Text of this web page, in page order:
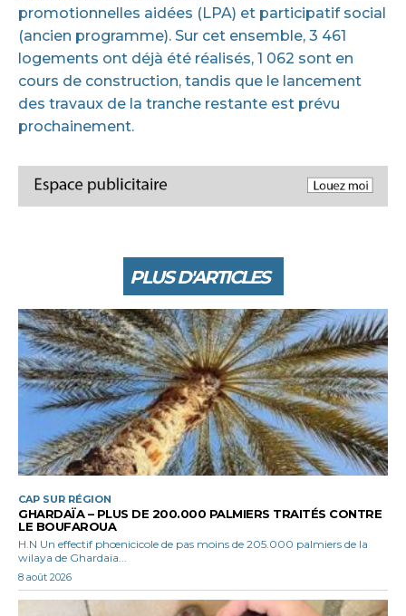
promotionnelles aidées (LPA) et participatif social
(ancien programme). Sur cet ensemble, 3 461
logements ont déjà été réalisés, 1 062 sont en
cours de construction, tandis que le lancement
des travaux de la tranche restante est prévu
prochainement.
PLUS D'ARTICLES
CAP SUR RÉGION
GHARDAÏA – PLUS DE 200.000 PALMIERS TRAITÉS CONTRE
LE BOUFAROUA
H.N Un effectif phœnicicole de pas moins de 205.000 palmiers de la
wilaya de Ghardaïa...
8 août 2026